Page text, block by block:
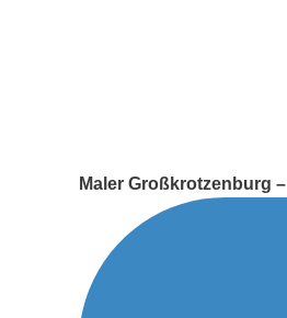
Maler Großkrotzenburg –